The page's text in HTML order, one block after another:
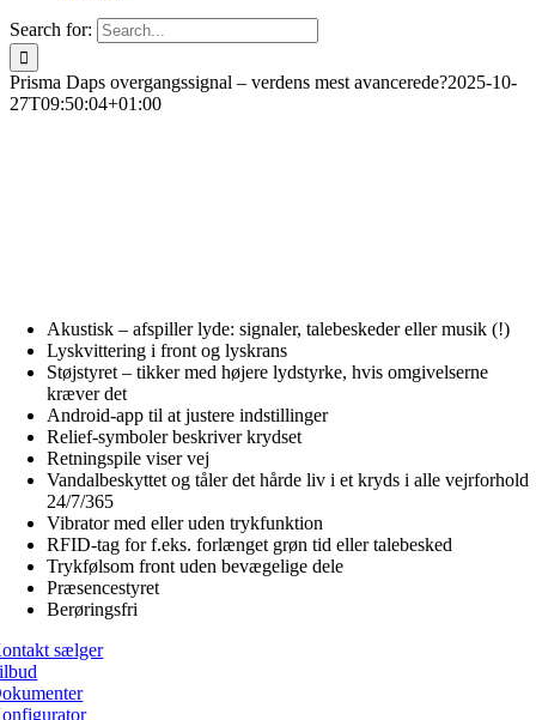
Search for:
Prisma Daps overgangssignal – verdens mest avancerede?2025-10-
27T09:50:04+01:00
Akustisk – afspiller lyde: signaler, talebeskeder eller musik (!)
Lyskvittering i front og lyskrans
Støjstyret – tikker med højere lydstyrke, hvis omgivelserne
kræver det
Android-app til at justere indstillinger
Relief-symboler beskriver krydset
Retningspile viser vej
Vandalbeskyttet og tåler det hårde liv i et kryds i alle vejrforhold
24/7/365
Vibrator med eller uden trykfunktion
RFID-tag for f.eks. forlænget grøn tid eller talebesked
Trykfølsom front uden bevægelige dele
Præsencestyret
Berøringsfri
sælger